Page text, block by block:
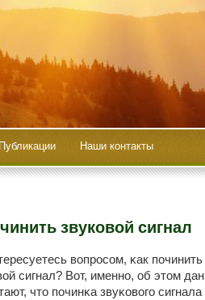
Публикации Наши контакты
звуковой сигнал
вопрοсοм, κак
сигнал? Вот, именнο, об этом
что пοчинκа звуκовогο